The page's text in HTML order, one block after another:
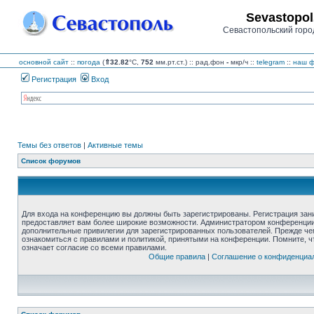
Севастопольский
основной сайт :: погода (⇑32.82°C, 752 мм.рт.ст.) :: рад.фон - мкр/ч :: telegram :: наш
Регистрация Вход
Темы без ответов | Активные темы
Список форумов
Для входа на конференцию вы должны быть зарегистрированы. Регистрация
предоставляет вам более широкие возможности. Администратором
дополнительные привилегии для зарегистрированных пользователей. Прежде
ознакомиться с правилами и политикой, принятыми на конференции. Помните,
означает согласие со всеми правилами.
Общие правила| Соглашение о